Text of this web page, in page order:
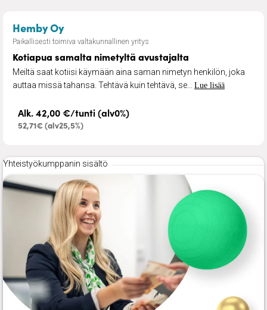
Hemby Oy– Kotiapua samalta nimetyltä
Paikallisesti toimiva valtakunnallinen yritys
Kotiapua samalta nimetyltä avustajalta
Meiltä saat kotiisi käymään aina saman nimetyn henkilön, joka
auttaa missä tahansa. Tehtävä kuin tehtävä, se... Lue lisää
Alk. 42,00 €/tunti (alv0%)
52,71€ (alv25,5%)
Yhteistyökumppanin sisältö